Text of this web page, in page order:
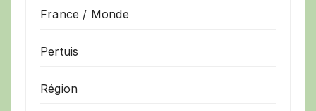
France / Monde
Pertuis
Région